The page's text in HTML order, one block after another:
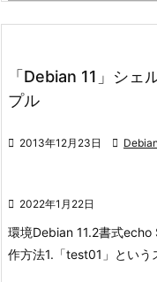
「Debian 11」シェ
プル
 2013年12月23日 
 2022年1月22日
環境Debian 11.2書式echo
作方法1.「test01」という